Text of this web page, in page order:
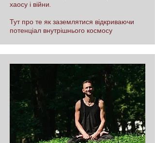
хаосу і війни.
Тут про те як заземлятися відкриваючи
потенціал внутрішнього космосу